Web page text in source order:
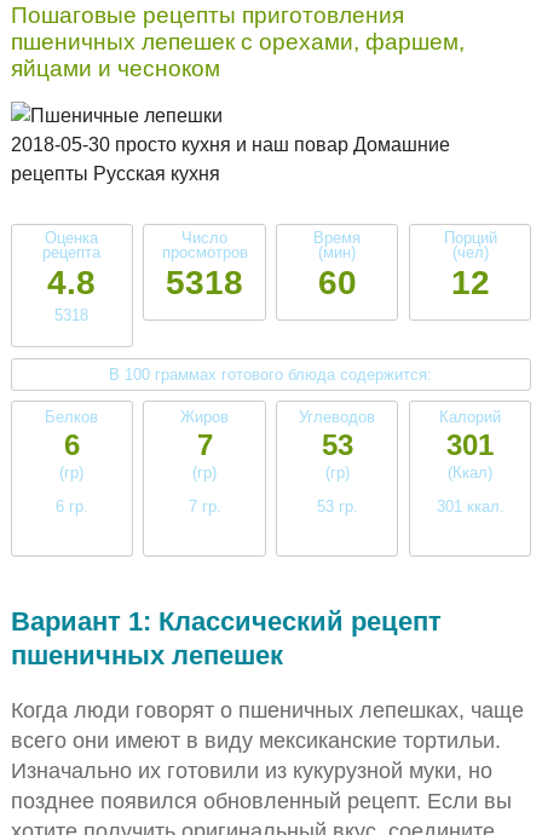
Пошаговые рецепты приготовления
пшеничных лепешек с орехами, фаршем,
яйцами и чесноком
2018-05-30 просто кухня и наш повар Домашние
рецепты Русская кухня
Оценка
рецепта
4.8
5318
Число
просмотров
5318
Время
(мин)
60
Порций
(чел)
12
В 100 граммах готового блюда содержится:
Белков
6
(гр)
6 гр.
Жиров
7
(гр)
7 гр.
Углеводов
53
(гр)
53 гр.
Калорий
301
(Ккал)
301 ккал.
Вариант 1: Классический рецепт
пшеничных лепешек
Когда люди говорят о пшеничных лепешках, чаще
всего они имеют в виду мексиканские тортильи.
Изначально их готовили из кукурузной муки, но
позднее появился обновленный рецепт. Если вы